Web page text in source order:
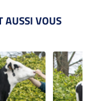
AUSSI VOUS